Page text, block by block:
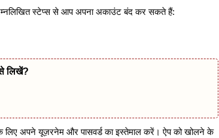
स्टेप्स से आप अपना अकाउंट बंद कर सकते हैं:
लिखें?
अपने यूज़रनेम और पासवर्ड का इस्तेमाल करें। ऐप को खोलने के